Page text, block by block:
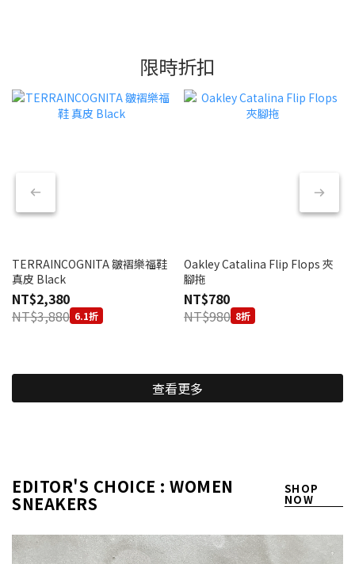
限時折扣
TERRAINCOGNITA 皺褶樂福鞋
真皮 Black
NT$2,380
NT$3,880 6.1折
Oakley Catalina Flip Flops 夾
腳拖
NT$780
NT$980 8折
查看更多
EDITOR'S CHOICE : WOMEN
SNEAKERS
SHOP
NOW